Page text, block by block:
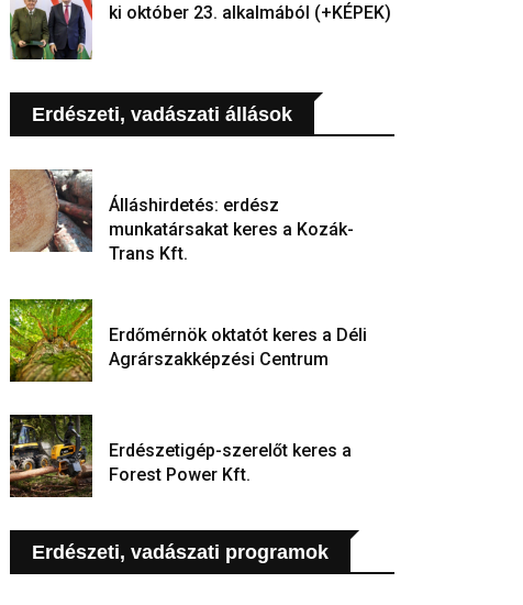
ki október 23. alkalmából (+KÉPEK)
Erdészeti, vadászati állások
Álláshirdetés: erdész
munkatársakat keres a Kozák-
Trans Kft.
Erdőmérnök oktatót keres a Déli
Agrárszakképzési Centrum
Erdészetigép-szerelőt keres a
Forest Power Kft.
Erdészeti, vadászati programok